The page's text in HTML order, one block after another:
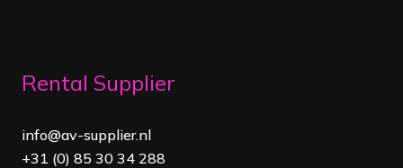
Rental Supplier
info@av-supplier.nl
+31 (0) 85 30 34 288